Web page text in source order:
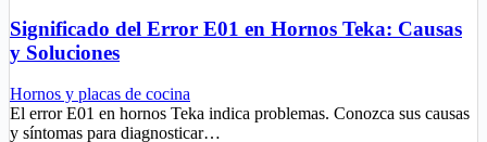
Significado del Error E01 en Hornos Teka: Causas
y Soluciones
Hornos y placas de cocina
El error E01 en hornos Teka indica problemas. Conozca sus causas
y síntomas para diagnosticar…